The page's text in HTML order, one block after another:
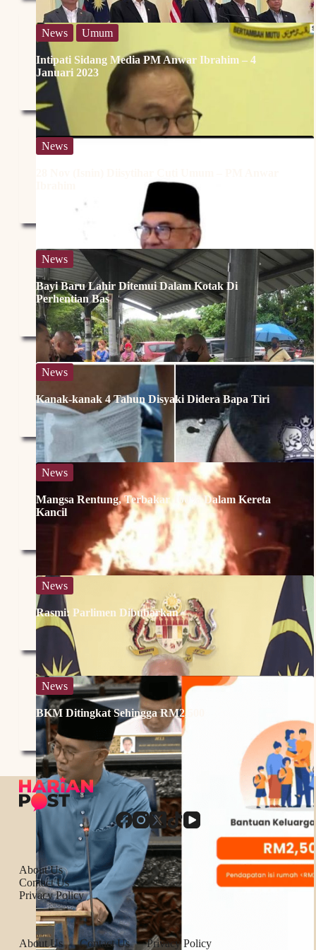
News Umum
Intipati Sidang Media PM Anwar Ibrahim – 4
Januari 2023
News
News
Bayi Baru Lahir Ditemui Dalam Kotak Di
Perhentian Bas
News
Kanak-kanak 4 Tahun Disyaki Didera Bapa Tiri
News
Mangsa Rentung, Terbakar 100% Dalam Kereta
Kancil
News
Rasmi: Parlimen Dibubarkan
News
BKM Ditingkat Sehingga RM2,500
About Us
Contact Us
Privacy Policy
About Us Contact Us Privacy Policy